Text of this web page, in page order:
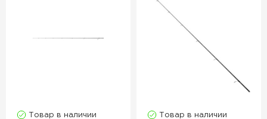
Товар в наличии Товар в наличии